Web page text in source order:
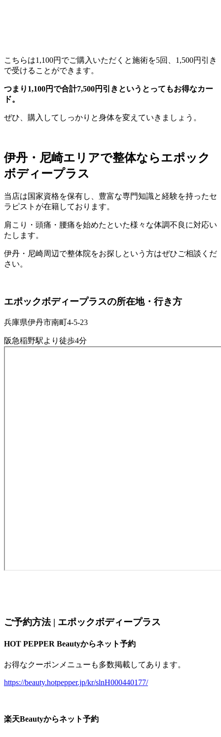
こちらは1,100円でご購入いただくと施術を5回、1,500円引き
で受けることができます。
つまり1,100円で合計7,500円引きというとってもお得なカー
ド。
ぜひ、購入してしっかりと身体を変えていきましょう。
伊丹・尼崎エリアで整体ならエポック
ボディープラス
当店は国家資格を保有し、豊富な専門知識と経験を持ったセ
ラピストが在籍しております。
肩こり・頭痛・腰痛を始めたといた様々な体調不良に対応い
たします。
伊丹・尼崎周辺で整体院をお探しという方はぜひご相談くだ
さい。
エポックボディープラスの所在地・行き方
兵庫県伊丹市南町4-5-23
阪急稲野駅より徒歩4分
ご予約方法 | エポックボディープラス
HOT PEPPER Beautyからネット予約
お得なクーポンメニューも多数掲載してあります。
https://beauty.hotpepper.jp/kr/slnH000440177/
楽天Beautyからネット予約